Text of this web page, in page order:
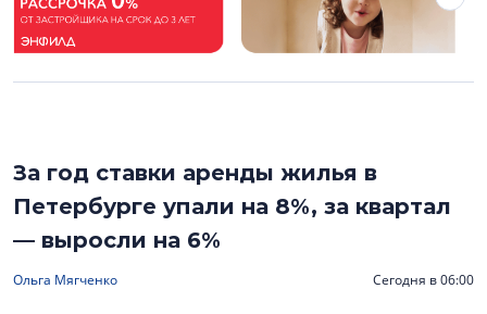
За год ставки аренды жилья в
Петербурге упали на 8%, за квартал
— выросли на 6%
Ольга Мягченко Сегодня в 06:00